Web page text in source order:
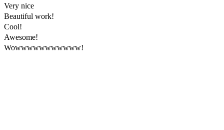
Very nice
Beautiful work!
Cool!
Awesome!
Wowwwwwwwwwww!